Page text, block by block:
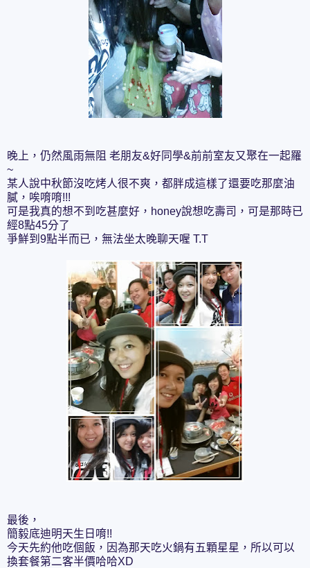
晚上，仍然風雨無阻 老朋友&好同學&前前室友又聚在一起羅
~
某人說中秋節沒吃烤人很不爽，都胖成這樣了還要吃那麼油
膩，唉唷唷!!!
可是我真的想不到吃甚麼好，honey說想吃壽司，可是那時已
經8點45分了
爭鮮到9點半而已，無法坐太晚聊天喔 T.T
最後，
簡毅底迪明天生日唷!!
今天先約他吃個飯，因為那天吃火鍋有五顆星星，所以可以
換套餐第二客半價哈哈XD